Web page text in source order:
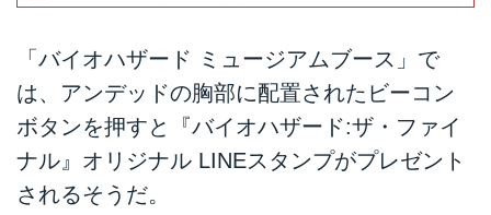
「バイオハザード ミュージアムブース」で
は、アンデッドの胸部に配置されたビーコン
ボタンを押すと『バイオハザード:ザ・ファイ
ナル』オリジナル LINEスタンプがプレゼント
されるそうだ。